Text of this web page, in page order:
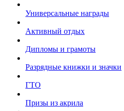
Универсальные награды
Активный отдых
Дипломы и грамоты
Разрядные книжки и значки
ГТО
Призы из акрила